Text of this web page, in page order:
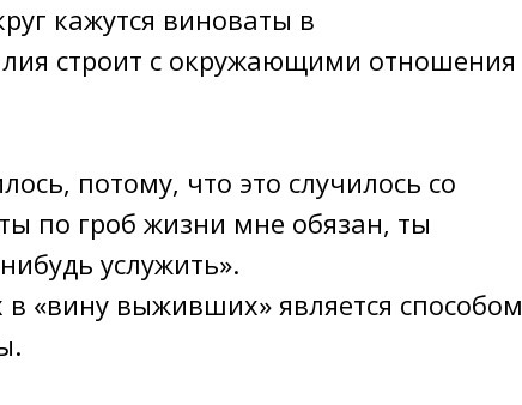
кажутся виноваты в
строит с окружающими отношения
потому, что это случилось со
по гроб жизни мне обязан, ты
услужить».
«вину выживших» является способом